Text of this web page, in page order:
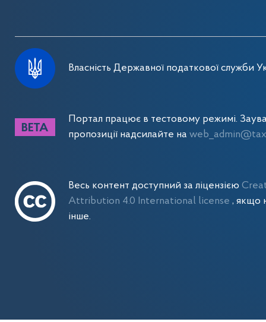
Власність Державної податкової служби
Портал працює в тестовому режимі.
пропозиції надсилайте на
Весь контент доступний за ліцензією
Attribution 4.0 International license , якщо
інше.